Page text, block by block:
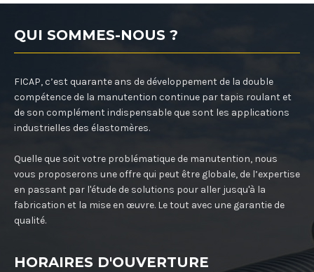
QUI SOMMES-NOUS ?
FICAP, c’est quarante ans de développement de la double
compétence de la manutention continue par tapis roulant et
de son complément indispensable que sont les applications
industrielles des élastomères.
Quelle que soit votre problématique de manutention, nous
vous proposerons une offre qui peut être globale, de l’expertise
en passant par l'étude de solutions pour aller jusqu'à la
fabrication et la mise en œuvre. Le tout avec une garantie de
qualité.
HORAIRES D'OUVERTURE